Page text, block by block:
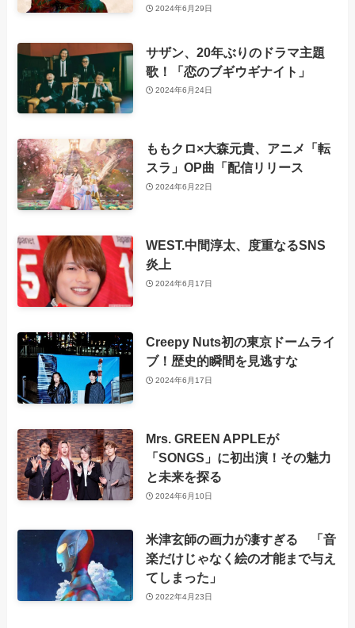
2024年6月29日
サザン、20年ぶりのドラマ主題
歌！「恋のブギウギナイト」
2024年6月24日
ももクロ×大森元貴、アニメ「転
スラ」OP曲「配信リリース
2024年6月22日
WEST.中間淳太、度重なるSNS
炎上
2024年6月17日
Creepy Nuts初の東京ドームライ
ブ！歴史的瞬間を見逃すな
2024年6月17日
Mrs. GREEN APPLEが
「SONGS」に初出演！その魅力
と未来を探る
2024年6月10日
米津玄師の画力が凄すぎる 「音
楽だけじゃなく絵の才能まで与え
てしまった」
2022年4月23日